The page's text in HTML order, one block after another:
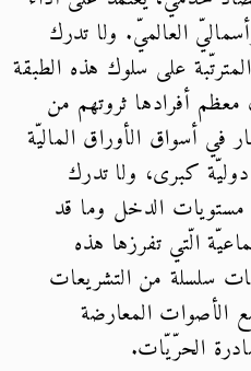
العالميّ. ولا تدرك
على سلوك هذه الطبقة
معظم أفرادها ثروتهم من
في أسواق الأوراق الماليّة
كبرى، ولا تدرك
مستويات الدخل وما قد
الّتي تفرزها هذه
سلسلة من التشريعات
الأصوات المعارضة
الحرّيّات.